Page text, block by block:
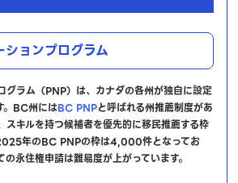
ョンプログラム
グラム（PNP）は、カナダの各州が独自に設定
。BC州にはBC PNPと呼ばれる州推薦制度があ
スキルを持つ候補者を優先的に移民推薦する枠
年のBC PNPの枠は4,000件となってお
永住権申請は難易度が上がっています。